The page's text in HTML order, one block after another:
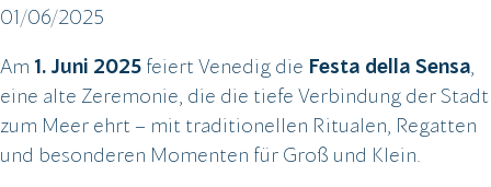
01/06/2025
Am 1. Juni 2025feiert Venedig die Festa della Sensa
eine alte Zeremonie, die die tiefe Verbindung der Stadt
zum Meer ehrt – mit traditionellen Ritualen, Regatten
und besonderen Momenten für Groß und Klein.